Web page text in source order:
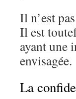
Il n’est
Il est
ayant une
envisagée.
La